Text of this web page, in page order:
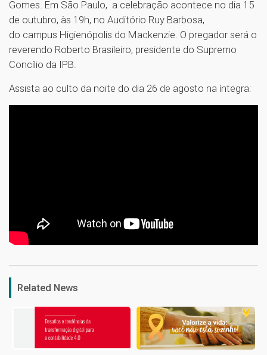
Gomes. Em São Paulo, a celebração acontece no dia 15
de outubro, às 19h, no Auditório Ruy Barbosa,
do campus Higienópolis do Mackenzie. O pregador será o
reverendo Roberto Brasileiro, presidente do Supremo
Concílio da IPB.
Assista ao culto da noite do dia 26 de agosto na íntegra:
1
Related News